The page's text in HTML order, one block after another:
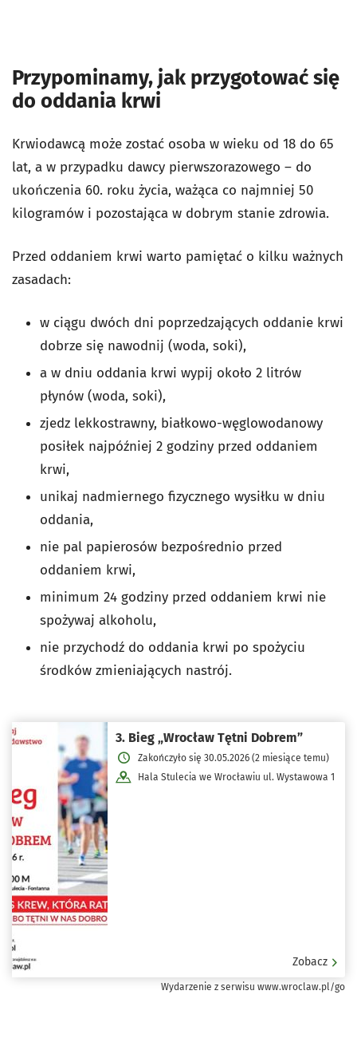
Przypominamy, jak przygotować się
do oddania krwi
Krwiodawcą może zostać osoba w wieku od 18 do 65
lat, a w przypadku dawcy pierwszorazowego – do
ukończenia 60. roku życia, ważąca co najmniej 50
kilogramów i pozostająca w dobrym stanie zdrowia.
Przed oddaniem krwi warto pamiętać o kilku ważnych
zasadach:
w ciągu dwóch dni poprzedzających oddanie krwi
dobrze się nawodnij (woda, soki),
a w dniu oddania krwi wypij około 2 litrów
płynów (woda, soki),
zjedz lekkostrawny, białkowo-węglowodanowy
posiłek najpóźniej 2 godziny przed oddaniem
krwi,
unikaj nadmiernego fizycznego wysiłku w dniu
oddania,
nie pal papierosów bezpośrednio przed
oddaniem krwi,
minimum 24 godziny przed oddaniem krwi nie
spożywaj alkoholu,
nie przychodź do oddania krwi po spożyciu
środków zmieniających nastrój.
3. Bieg „Wrocław Tętni Dobrem”
Zakończyło się 30.05.2026 (2 miesiące temu)
Hala Stulecia we Wrocławiu ul. Wystawowa 1
Zobacz
Wydarzenie z serwisu www.wroclaw.pl/go